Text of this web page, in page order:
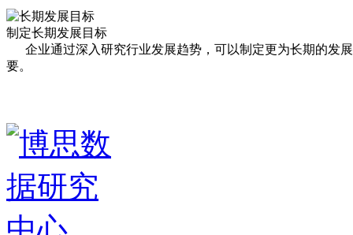
制定长期发展目标
企业通过深入研究行业发展趋势，可以制定更为长期的发
要。